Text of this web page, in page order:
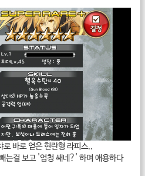
바로 얻은 현란형 라피스..
는걸 보고 '엄청 쌔네?' 하며 애용하다